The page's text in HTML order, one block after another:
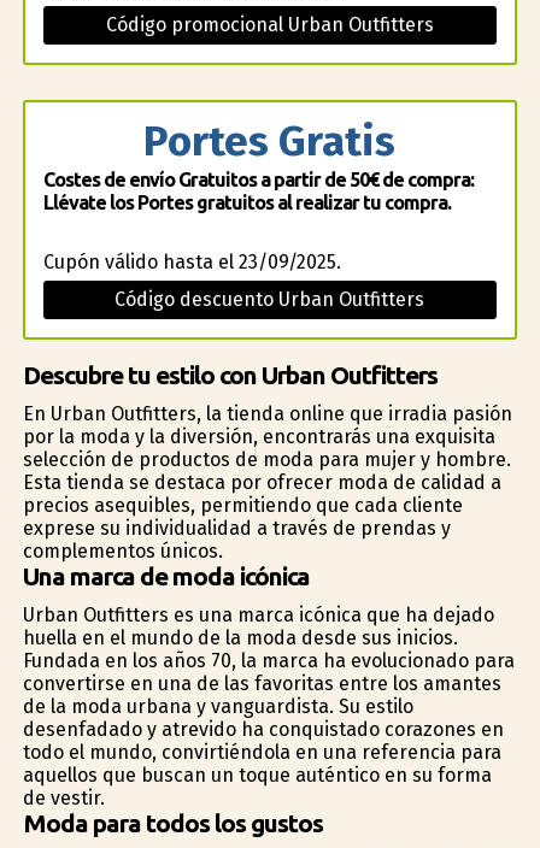
Código promocional Urban Outfitters
Portes Gratis
Costes de envío Gratuitos a partir de 50€ de compra:
Llévate los Portes gratuitos al realizar tu compra.
Cupón válido hasta el 23/09/2025.
Código descuento Urban Outfitters
Descubre tu estilo con Urban Outfitters
En Urban Outfitters, la tienda online que irradia pasión
por la moda y la diversión, encontrarás una exquisita
selección de productos de moda para mujer y hombre.
Esta tienda se destaca por ofrecer moda de calidad a
precios asequibles, permitiendo que cada cliente
exprese su individualidad a través de prendas y
complementos únicos.
Una marca de moda icónica
Urban Outfitters es una marca icónica que ha dejado
huella en el mundo de la moda desde sus inicios.
Fundada en los años 70, la marca ha evolucionado para
convertirse en una de las favoritas entre los amantes
de la moda urbana y vanguardista. Su estilo
desenfadado y atrevido ha conquistado corazones en
todo el mundo, convirtiéndola en una referencia para
aquellos que buscan un toque auténtico en su forma
de vestir.
Moda para todos los gustos